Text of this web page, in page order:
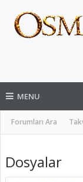
MENU
Forumları Ara
Dosyalar